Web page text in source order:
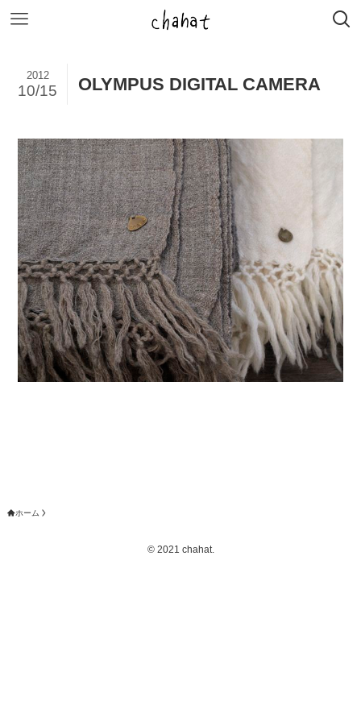
OLYMPUS DIGITAL CAMERA
2012
10/15
ホーム
©2021 chahat.